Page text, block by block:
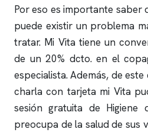
Por eso es importante saber
puede existir un problema
tratar. Mi Vita tiene un
de un 20% dcto. en el
especialista. Además, de
charla con tarjeta mi Vita
sesión gratuita de Higiene
preocupa de la salud de sus